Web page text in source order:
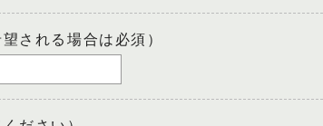
される場合は必須）